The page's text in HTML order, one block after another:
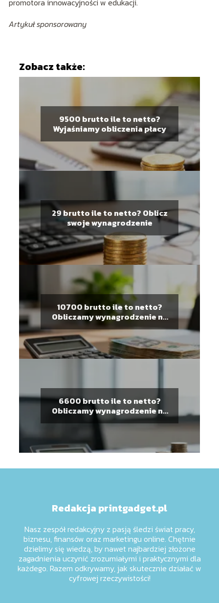
Artykuł sponsorowany
Zobacz także:
9500 brutto ile to netto?
Wyjaśniamy obliczenia płacy
29 brutto ile to netto? Oblicz
swoje wynagrodzenie
10700 brutto ile to netto?
Obliczamy wynagrodzenie na
rękę
6600 brutto ile to netto?
Obliczamy wynagrodzenie na
rękę
Redakcja printgadget.pl
Nasz zespół redakcyjny z pasją śledzi świat pracy,
biznesu, finansów oraz marketingu online. Chętnie
dzielimy się wiedzą, by nawet najbardziej złożone
zagadnienia uczynić zrozumiałymi i praktycznymi dla
każdego. Razem odkrywamy, jak skutecznie działać w
cyfrowej rzeczywistości!